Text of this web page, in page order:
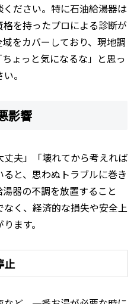
ださい。特に石油給湯器は
を持ったプロによる診断が
をカバーしており、現地調
ょっと気になるな」と思っ
。
影響
丈夫」「壊れてから考えれば
と、思わぬトラブルに巻き
器の不調を放置すること
く、経済的な損失や安全上
ます。
止